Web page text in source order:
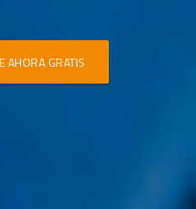
AHORA GRATIS